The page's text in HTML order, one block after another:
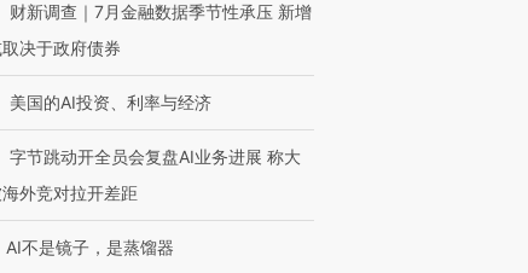
财新调查｜7月金融数据季节性承压 新增
决于政府债券
美国的AI投资、利率与经济
字节跳动开全员会复盘AI业务进展 称大
外竞对拉开差距
AI不是镜子，是蒸馏器